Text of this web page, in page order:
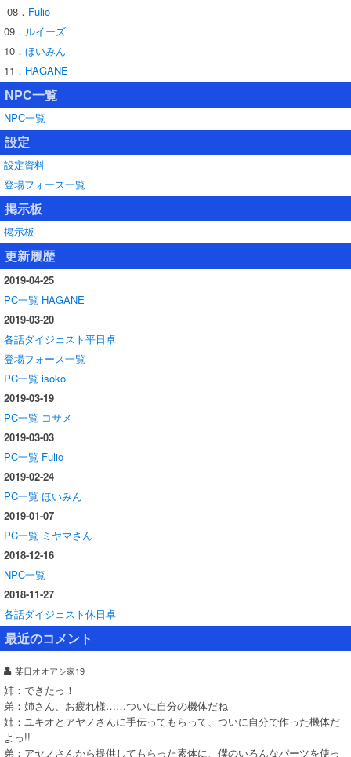
08． Fulio
09． ルイーズ
10． ほいみん
11． HAGANE
NPC一覧
NPC一覧
設定
設定資料
登場フォース一覧
掲示板
掲示板
更新履歴
2019-04-25
PC一覧 HAGANE
2019-03-20
各話ダイジェスト平日卓
登場フォース一覧
PC一覧 isoko
2019-03-19
PC一覧 コサメ
2019-03-03
PC一覧 Fulio
2019-02-24
PC一覧 ほいみん
2019-01-07
PC一覧 ミヤマさん
2018-12-16
NPC一覧
2018-11-27
各話ダイジェスト休日卓
最近のコメント
某日オオアシ家19
姉：できたっ！
弟：姉さん、お疲れ様……ついに自分の機体だね
姉：ユキオとアヤノさんに手伝ってもらって、ついに自分で作った機体だ
よっ!!
弟：アヤノさんから提供してもらった素体に、僕のいろんなパーツを使っ